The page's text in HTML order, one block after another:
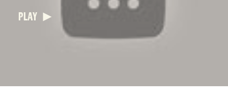
PLAY